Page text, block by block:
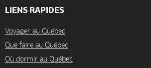
LIENS RAPIDES
Voyager au Québec
Que faire au Québec
Où dormir au Québec